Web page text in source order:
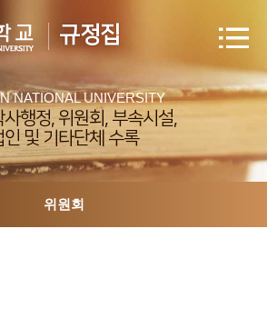
규정집
NATIONAL UNIVERSITY
사행정, 위원회, 부속시설,
인 및 기타단체 수록
위원회